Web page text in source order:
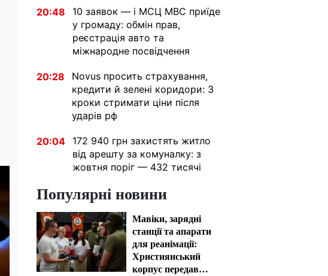
20:48
10 заявок — і МСЦ МВС приїде
у громаду: обмін прав,
реєстрація авто та
міжнародне посвідчення
20:28
Novus просить страхування,
кредити й зелені коридори: 3
кроки стримати ціни після
ударів рф
20:04
172 940 грн захистять житло
від арешту за комуналку: з
жовтня поріг — 432 тисячі
Популярні новини
Мавіки, зарядні
станції та апарати
для реанімації:
Християнський
корпус передав